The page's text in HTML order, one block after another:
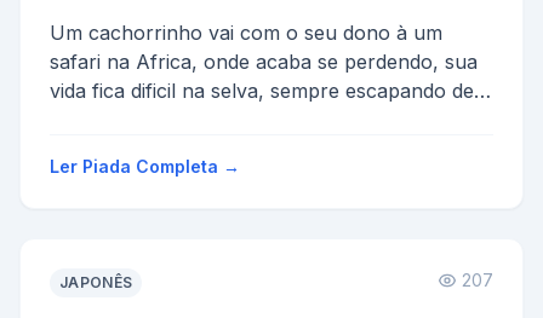
Um cachorrinho vai com o seu dono à um
safari na Africa, onde acaba se perdendo, sua
vida fica dificil na selva, sempre escapando de
Ler Piada Completa →
JAPONÊS 207